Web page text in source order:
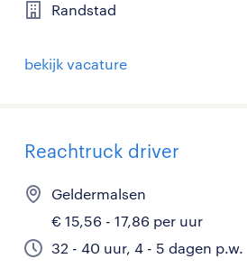
Randstad
bekijk vacature
Reachtruck driver
Geldermalsen
€ 15,56 - 17,86 per uur
32 - 40 uur, 4 - 5 dagen p.w.